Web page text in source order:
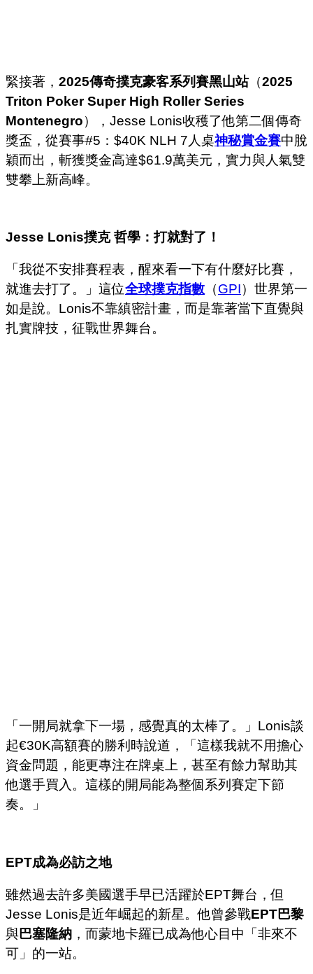
緊接著， 2025傳奇撲克豪客系列賽黑山站（2025
Triton Poker Super High Roller Series
Montenegro），Jesse Lonis收穫了他第二個傳奇
獎盃，從賽事#5：$40K NLH 7人桌神秘賞金賽中脫
穎而出，斬獲獎金高達$61.9萬美元，實力與人氣雙
雙攀上新高峰。
Jesse Lonis撲克 哲學 ：打就對了！
「我從不安排賽程表，醒來看一下有什麼好比賽，
就進去打了。」這位全球撲克指數 （GPI）世界第一
如是說。Lonis不靠縝密計畫，而是靠著當下直覺與
扎實牌技，征戰世界舞台。
「一開局就拿下一場，感覺真的太棒了。」Lonis談
起€30K高額賽的勝利時說道，「這樣我就不用擔心
資金問題，能更專注在牌桌上，甚至有餘力幫助其
他選手買入。這樣的開局能為整個系列賽定下節
奏。」
EPT成為必訪之地
雖然過去許多美國選手早已活躍於EPT舞台，但
Jesse Lonis是近年崛起的新星。他曾參戰EPT巴黎
與巴塞隆納 ，而蒙地卡羅已成為他心目中「非來不
可」的一站。